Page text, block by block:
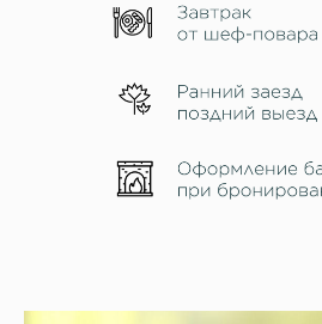
природа бар